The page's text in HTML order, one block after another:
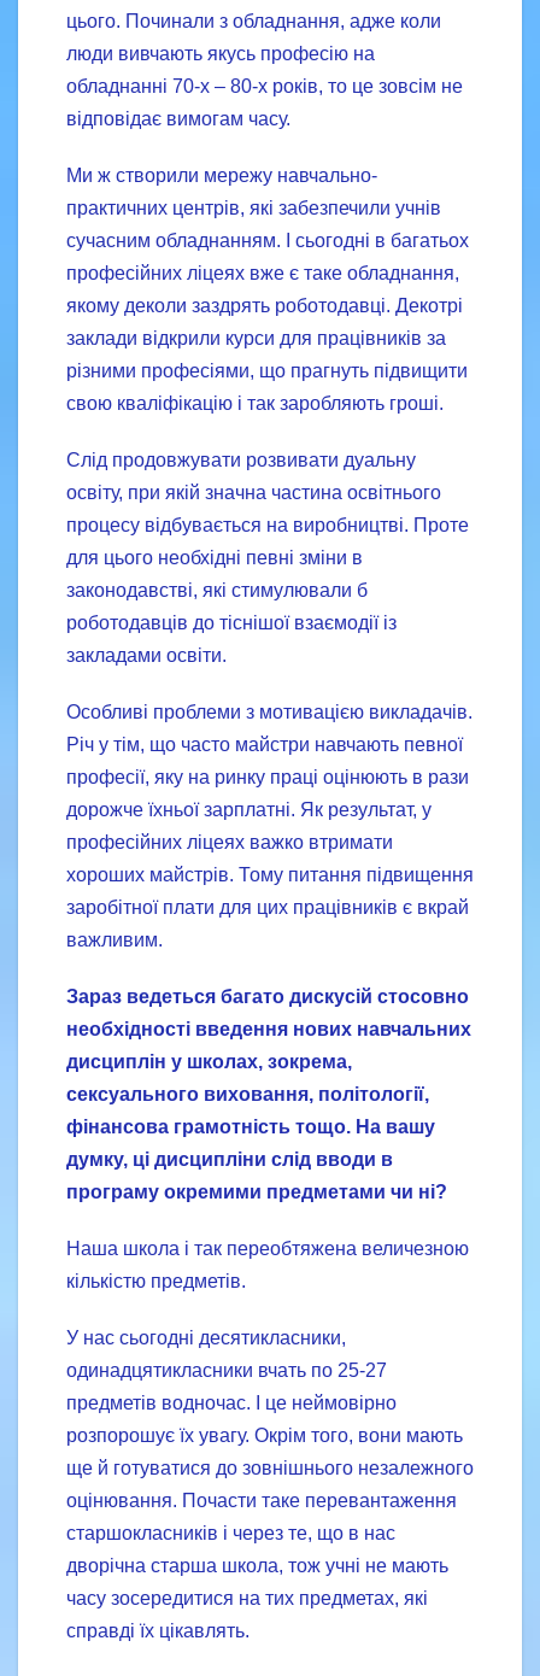
цього. Починали з обладнання, адже коли
люди вивчають якусь професію на
обладнанні 70-х – 80-х років, то це зовсім не
відповідає вимогам часу.
Ми ж створили мережу навчально-
практичних центрів, які забезпечили учнів
сучасним обладнанням. І сьогодні в багатьох
професійних ліцеях вже є таке обладнання,
якому деколи заздрять роботодавці. Декотрі
заклади відкрили курси для працівників за
різними професіями, що прагнуть підвищити
свою кваліфікацію і так заробляють гроші.
Слід продовжувати розвивати дуальну
освіту, при якій значна частина освітнього
процесу відбувається на виробництві. Проте
для цього необхідні певні зміни в
законодавстві, які стимулювали б
роботодавців до тіснішої взаємодії із
закладами освіти.
Особливі проблеми з мотивацією викладачів.
Річ у тім, що часто майстри навчають певної
професії, яку на ринку праці оцінюють в рази
дорожче їхньої зарплатні. Як результат, у
професійних ліцеях важко втримати
хороших майстрів. Тому питання підвищення
заробітної плати для цих працівників є вкрай
важливим.
Зараз ведеться багато дискусій стосовно
необхідності введення нових навчальних
дисциплін у школах, зокрема,
сексуального виховання, політології,
фінансова грамотність тощо. На вашу
думку, ці дисципліни слід вводи в
програму окремими предметами чи ні?
Наша школа і так переобтяжена величезною
кількістю предметів.
У нас сьогодні десятикласники,
одинадцятикласники вчать по 25-27
предметів водночас. І це неймовірно
розпорошує їх увагу. Окрім того, вони мають
ще й готуватися до зовнішнього незалежного
оцінювання. Почасти таке перевантаження
старшокласників і через те, що в нас
дворічна старша школа, тож учні не мають
часу зосередитися на тих предметах, які
справді їх цікавлять.